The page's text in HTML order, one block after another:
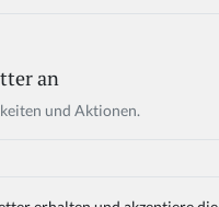
an
und Aktionen.